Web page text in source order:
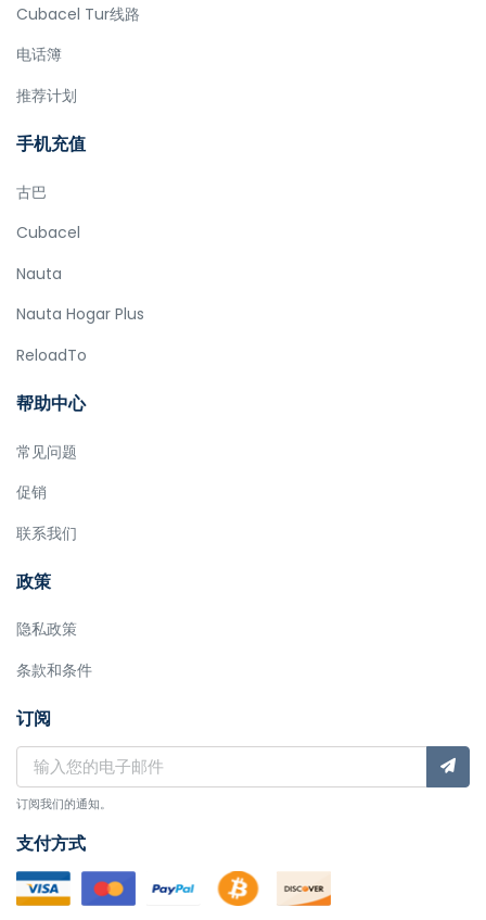
Cubacel Tur线路
电话簿
推荐计划
手机充值
古巴
Cubacel
Nauta
Nauta Hogar Plus
ReloadTo
帮助中心
常见问题
促销
联系我们
政策
隐私政策
条款和条件
订阅
订阅我们的通知。
支付方式